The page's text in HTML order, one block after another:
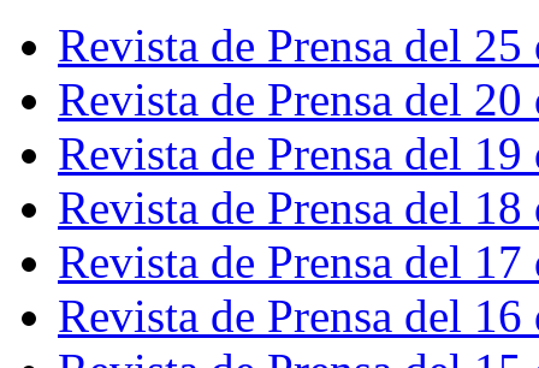
Revista de Prensa del
Revista de Prensa del
Revista de Prensa del
Revista de Prensa del
Revista de Prensa del
Revista de Prensa del